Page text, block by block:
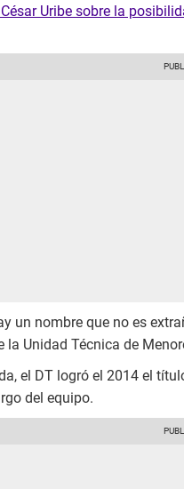
Uribe sobre la
un nombre que no es
la Unidad Técnica de
el DT logró el 2014 el
del equipo.